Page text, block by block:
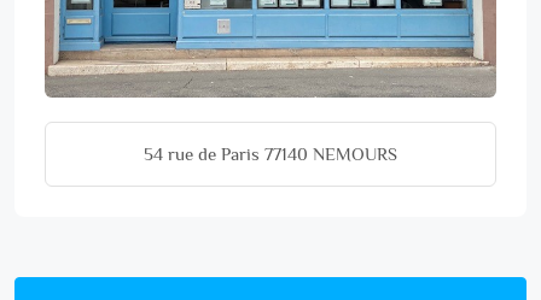
54 rue de Paris 77140 NEMOURS